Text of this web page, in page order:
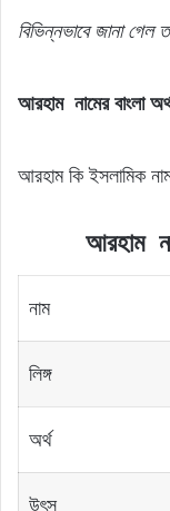
বিভিন্নভাবে জানা গেল
আরহাম নামের বাংলা
আরহাম কি ইসলামিক
আরহাম
নাম
লিঙ্গ
অর্থ
উৎস